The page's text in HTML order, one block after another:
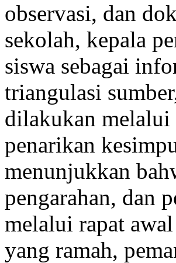
observasi, dan
sekolah, kepala
siswa sebagai
triangulasi
dilakukan melalui
penarikan
menunjukkan
pengarahan, dan
melalui rapat
yang ramah,